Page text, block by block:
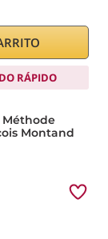
RÁPIDO
Méthode
Montand